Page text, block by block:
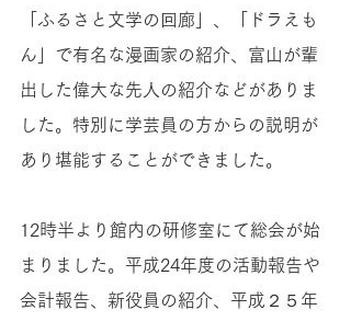
「ふるさと文学の回廊」、「ドラえも
ん」で有名な漫画家の紹介、富山が輩
出した偉大な先人の紹介などがありま
した。特別に学芸員の方からの説明が
あり堪能することができました。
12時半より館内の研修室にて総会が始
まりました。平成24年度の活動報告や
会計報告、新役員の紹介、平成２５年